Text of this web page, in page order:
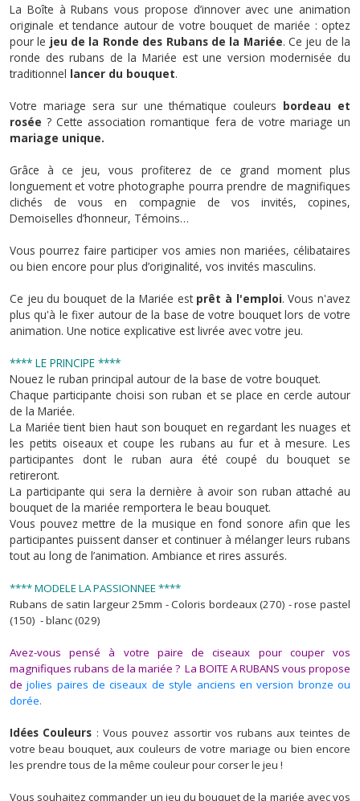
La Boîte à Rubans vous propose d’innover avec une animation
originale et tendance autour de votre bouquet de mariée : optez
pour le jeu de la Ronde des Rubans de la Mariée. Ce jeu de la
ronde des rubans de la Mariée est une version modernisée du
traditionnel lancer du bouquet.
Votre mariage sera sur une thématique couleurs bordeau et
rosée ? Cette association romantique fera de votre mariage un
mariage unique.
Grâce à ce jeu, vous profiterez de ce grand moment plus
longuement et votre photographe pourra prendre de magnifiques
clichés de vous en compagnie de vos invités, copines,
Demoiselles d’honneur, Témoins…
Vous pourrez faire participer vos amies non mariées, célibataires
ou bien encore pour plus d’originalité, vos invités masculins.
Ce jeu du bouquet de la Mariée est prêt à l'emploi. Vous n'avez
plus qu'à le fixer autour de la base de votre bouquet lors de votre
animation. Une notice explicative est livrée avec votre jeu.
**** LE PRINCIPE ****
Nouez le ruban principal autour de la base de votre bouquet.
Chaque participante choisi son ruban et se place en cercle autour
de la Mariée.
La Mariée tient bien haut son bouquet en regardant les nuages et
les petits oiseaux et coupe les rubans au fur et à mesure. Les
participantes dont le ruban aura été coupé du bouquet se
retireront.
La participante qui sera la dernière à avoir son ruban attaché au
bouquet de la mariée remportera le beau bouquet.
Vous pouvez mettre de la musique en fond sonore afin que les
participantes puissent danser et continuer à mélanger leurs rubans
tout au long de l’animation. Ambiance et rires assurés.
**** MODELE LA PASSIONNEE ****
Rubans de satin largeur 25mm - Coloris bordeaux (270) - rose pastel
(150) - blanc (029)
Avez-vous pensé à votre paire de ciseaux pour couper vos
magnifiques rubans de la mariée ? La BOITE A RUBANS vous propose
dejolies paires de ciseaux de style anciens en version bronze ou
dorée.
Idées Couleurs : Vous pouvez assortir vos rubans aux teintes de
votre beau bouquet, aux couleurs de votre mariage ou bien encore
les prendre tous de la même couleur pour corser le jeu !
Vous souhaitez commander un jeu du bouquet de la mariée avec vos